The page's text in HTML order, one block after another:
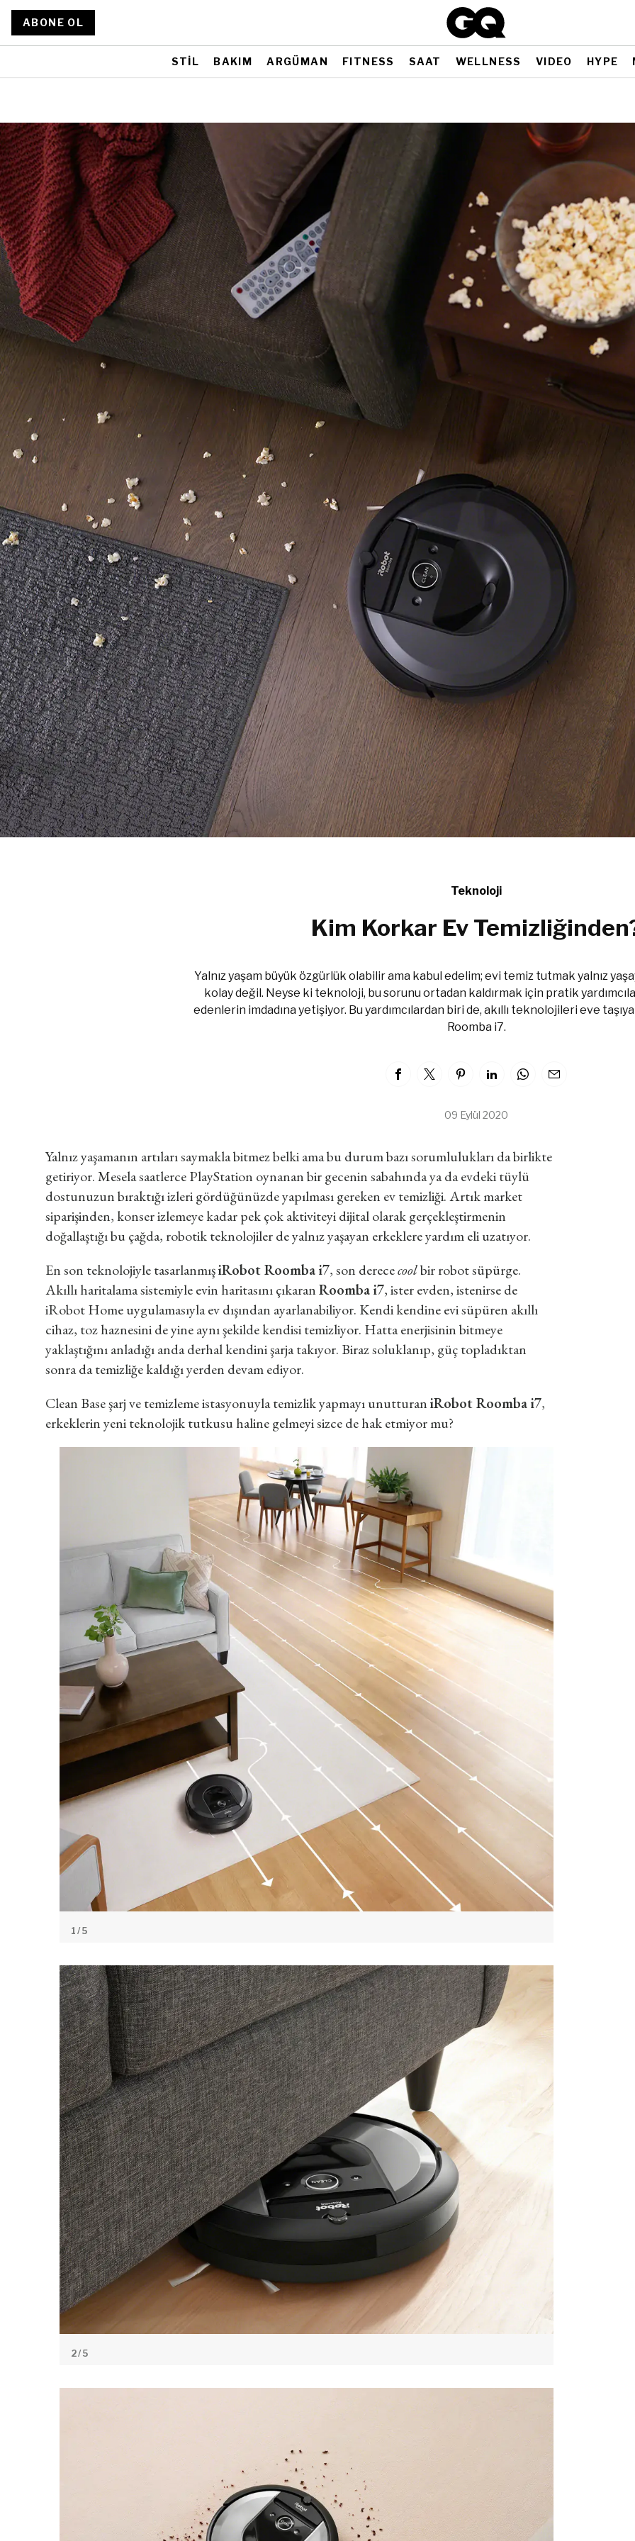
ABONE OL
STİL BAKIM ARGÜMAN FITNESS SAAT WELLNESS VIDEO HYPE
Teknoloji
Kim Korkar Ev
Yalnız yaşam büyük özgürlük olabilir ama kabul edelim; evi temiz tutmak yalnız
kolay değil. Neyse ki teknoloji, bu sorunu ortadan kaldırmak için pratik
edenlerin imdadına yetişiyor. Bu yardımcılardan biri de, akıllı teknolojileri eve
Roomba i7.
09 Eylül 2020
Yalnız yaşamanın artıları saymakla bitmez belki ama bu durum bazı sorumlulukları da birlikte
getiriyor. Mesela saatlerce PlayStation oynanan bir gecenin sabahında ya da evdeki tüylü
dostunuzun bıraktığı izleri gördüğünüzde yapılması gereken ev temizliği. Artık market
siparişinden, konser izlemeye kadar pek çok aktiviteyi dijital olarak gerçekleştirmenin
doğallaştığı bu çağda, robotik teknolojiler de yalnız yaşayan erkeklere yardım eli uzatıyor.
En son teknolojiyle tasarlanmışiRobot Roomba i7, son derececoolbir robot süpürge.
Akıllı haritalama sistemiyle evin haritasını çıkaranRoomba i7, ister evden, istenirse de
iRobot Home uygulamasıyla ev dışından ayarlanabiliyor. Kendi kendine evi süpüren akıllı
cihaz, toz haznesini de yine aynı şekilde kendisi temizliyor. Hatta enerjisinin bitmeye
yaklaştığını anladığı anda derhal kendini şarja takıyor. Biraz soluklanıp, güç topladıktan
sonra da temizliğe kaldığı yerden devam ediyor.
Clean Base şarj ve temizleme istasyonuyla temizlik yapmayı unutturaniRobot Roomba i7,
erkeklerin yeni teknolojik tutkusu haline gelmeyi sizce de hak etmiyor mu?
1 / 5
2/ 5